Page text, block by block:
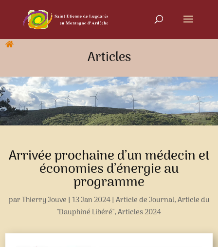
Articles
Arrivée prochaine d’un médecin et
économies d’énergie au
programme
parThierry Jouve | 13 Jan 2024| Article de Journal,Article du
"Dauphiné Libéré",Articles 2024